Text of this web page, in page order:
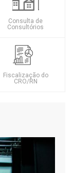
Consulta de
Consultórios
Fiscalização do
CRO/RN